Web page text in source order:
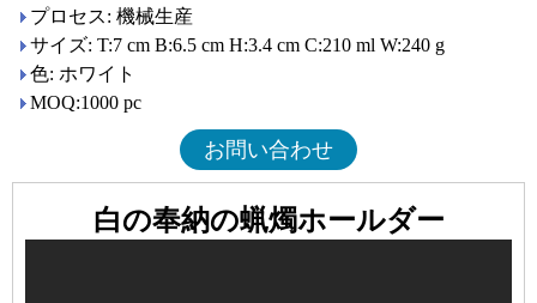
プロセス: 機械生産
サイズ: T:7 cm B:6.5 cm H:3.4 cm C:210 ml W:240 g
色: ホワイト
MOQ:1000 pc
お問い合わせ
白の奉納の蝋燭ホールダー